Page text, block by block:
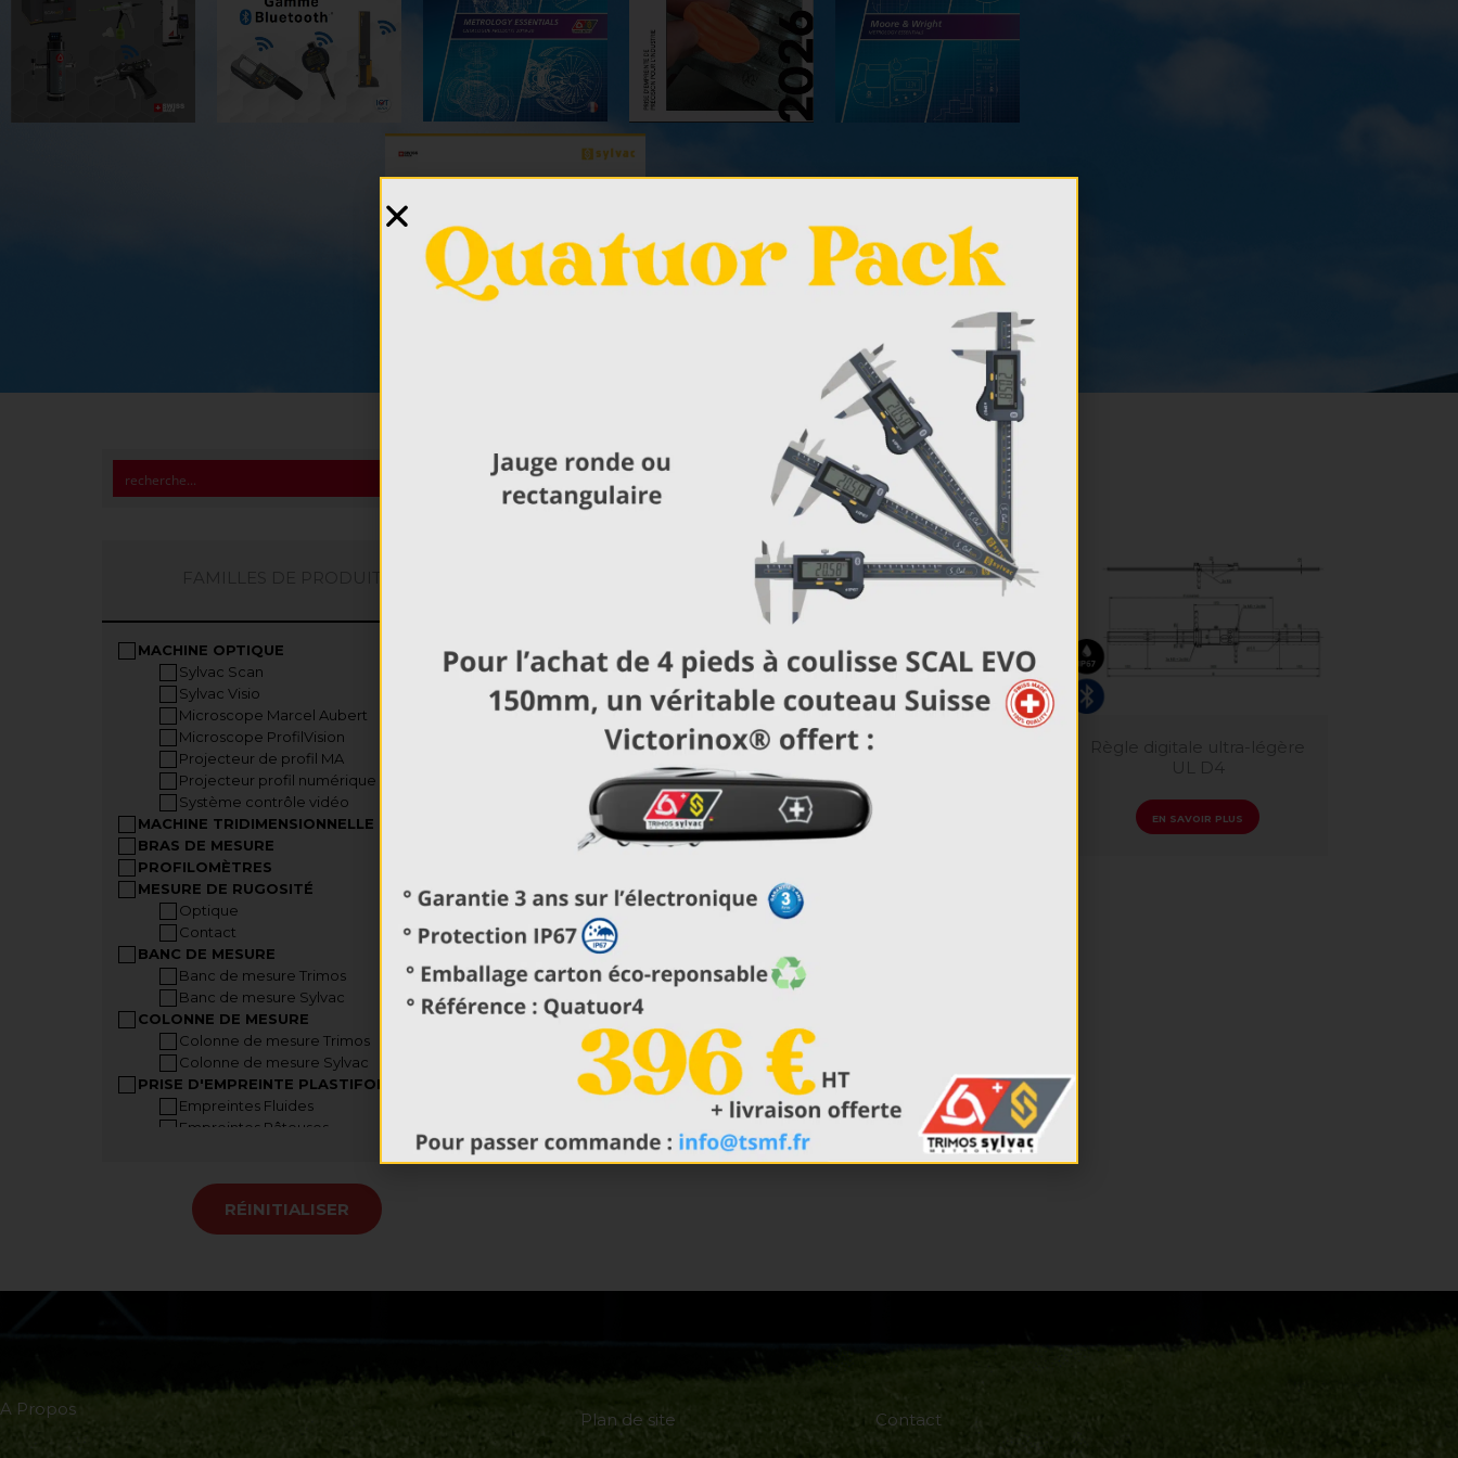
MACHINE OPTIQUE
Sylvac Scan
Sylvac Visio
Microscope Marcel Aubert
Microscope ProfilVision
Projecteur de profil MA
Projecteur profil numérique MA
Système contrôle vidéo
MACHINE TRIDIMENSIONNELLE
BRAS DE MESURE
PROFILOMÈTRES
MESURE DE RUGOSITÉ
Optique
Contact
BANC DE MESURE
Banc de mesure Trimos
Banc de mesure Sylvac
COLONNE DE MESURE
Colonne de mesure Trimos
Colonne de mesure Sylvac
PRISE D'EMPREINTE PLASTIFORM
Empreintes Fluides
Empreintes Pâteuses
Mallettes Plastiform
INSTRUMENTS A MAIN
Pied à coulisse
COMPARATEURS
Banc de contrôle de comparateur
RÉINITIALISER
Vous avez sélectionné : Règle digitale ×
Règles digitales S_Scale EVO
Smart
EN SAVOIR PLUS
Règles digitales S_Scale
EN SAVOIR PLUS EN SAVOIR PLUS
A Propos
Plan de site Contact